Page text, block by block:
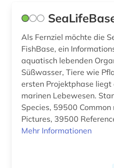
Als Fernziel möchte die
FishBase, ein
aquatisch lebenden
Süßwasser, Tiere wie
ersten Projektphase
marinen Lebewesen.
Species, 59500
Pictures, 39500
Mehr Informationen